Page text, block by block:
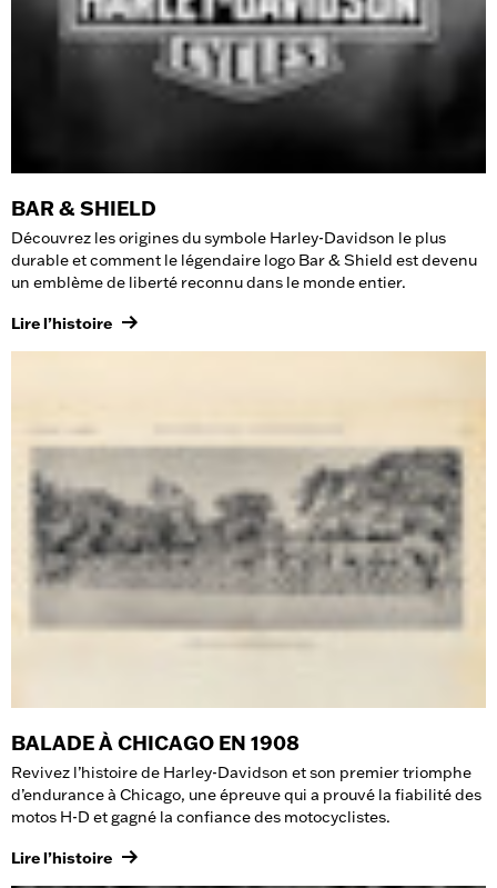
BAR & SHIELD
Découvrez les origines du symbole Harley-Davidson le plus
durable et comment le légendaire logo Bar & Shield est devenu
un emblème de liberté reconnu dans le monde entier.
Lire l’histoire
BALADE À CHICAGO EN 1908
Revivez l’histoire de Harley-Davidson et son premier triomphe
d’endurance à Chicago, une épreuve qui a prouvé la fiabilité des
motos H-D et gagné la confiance des motocyclistes.
Lire l’histoire